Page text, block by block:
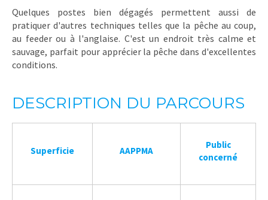
Quelques postes bien dégagés permettent aussi de
pratiquer d'autres techniques telles que la pêche au coup,
au feeder ou à l'anglaise. C'est un endroit très calme et
sauvage, parfait pour apprécier la pêche dans d'excellentes
conditions.
DESCRIPTION DU PARCOURS
Superficie AAPPMA
Public
concerné